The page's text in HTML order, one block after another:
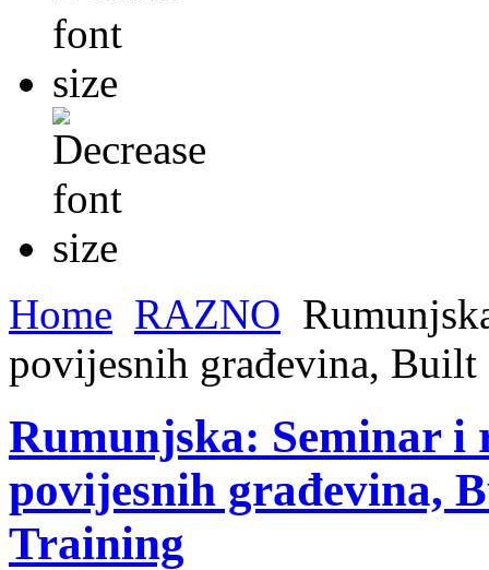
Home RAZNO
povijesnih građevina,
Rumunjska: Seminar i
povijesnih građevina,
Training